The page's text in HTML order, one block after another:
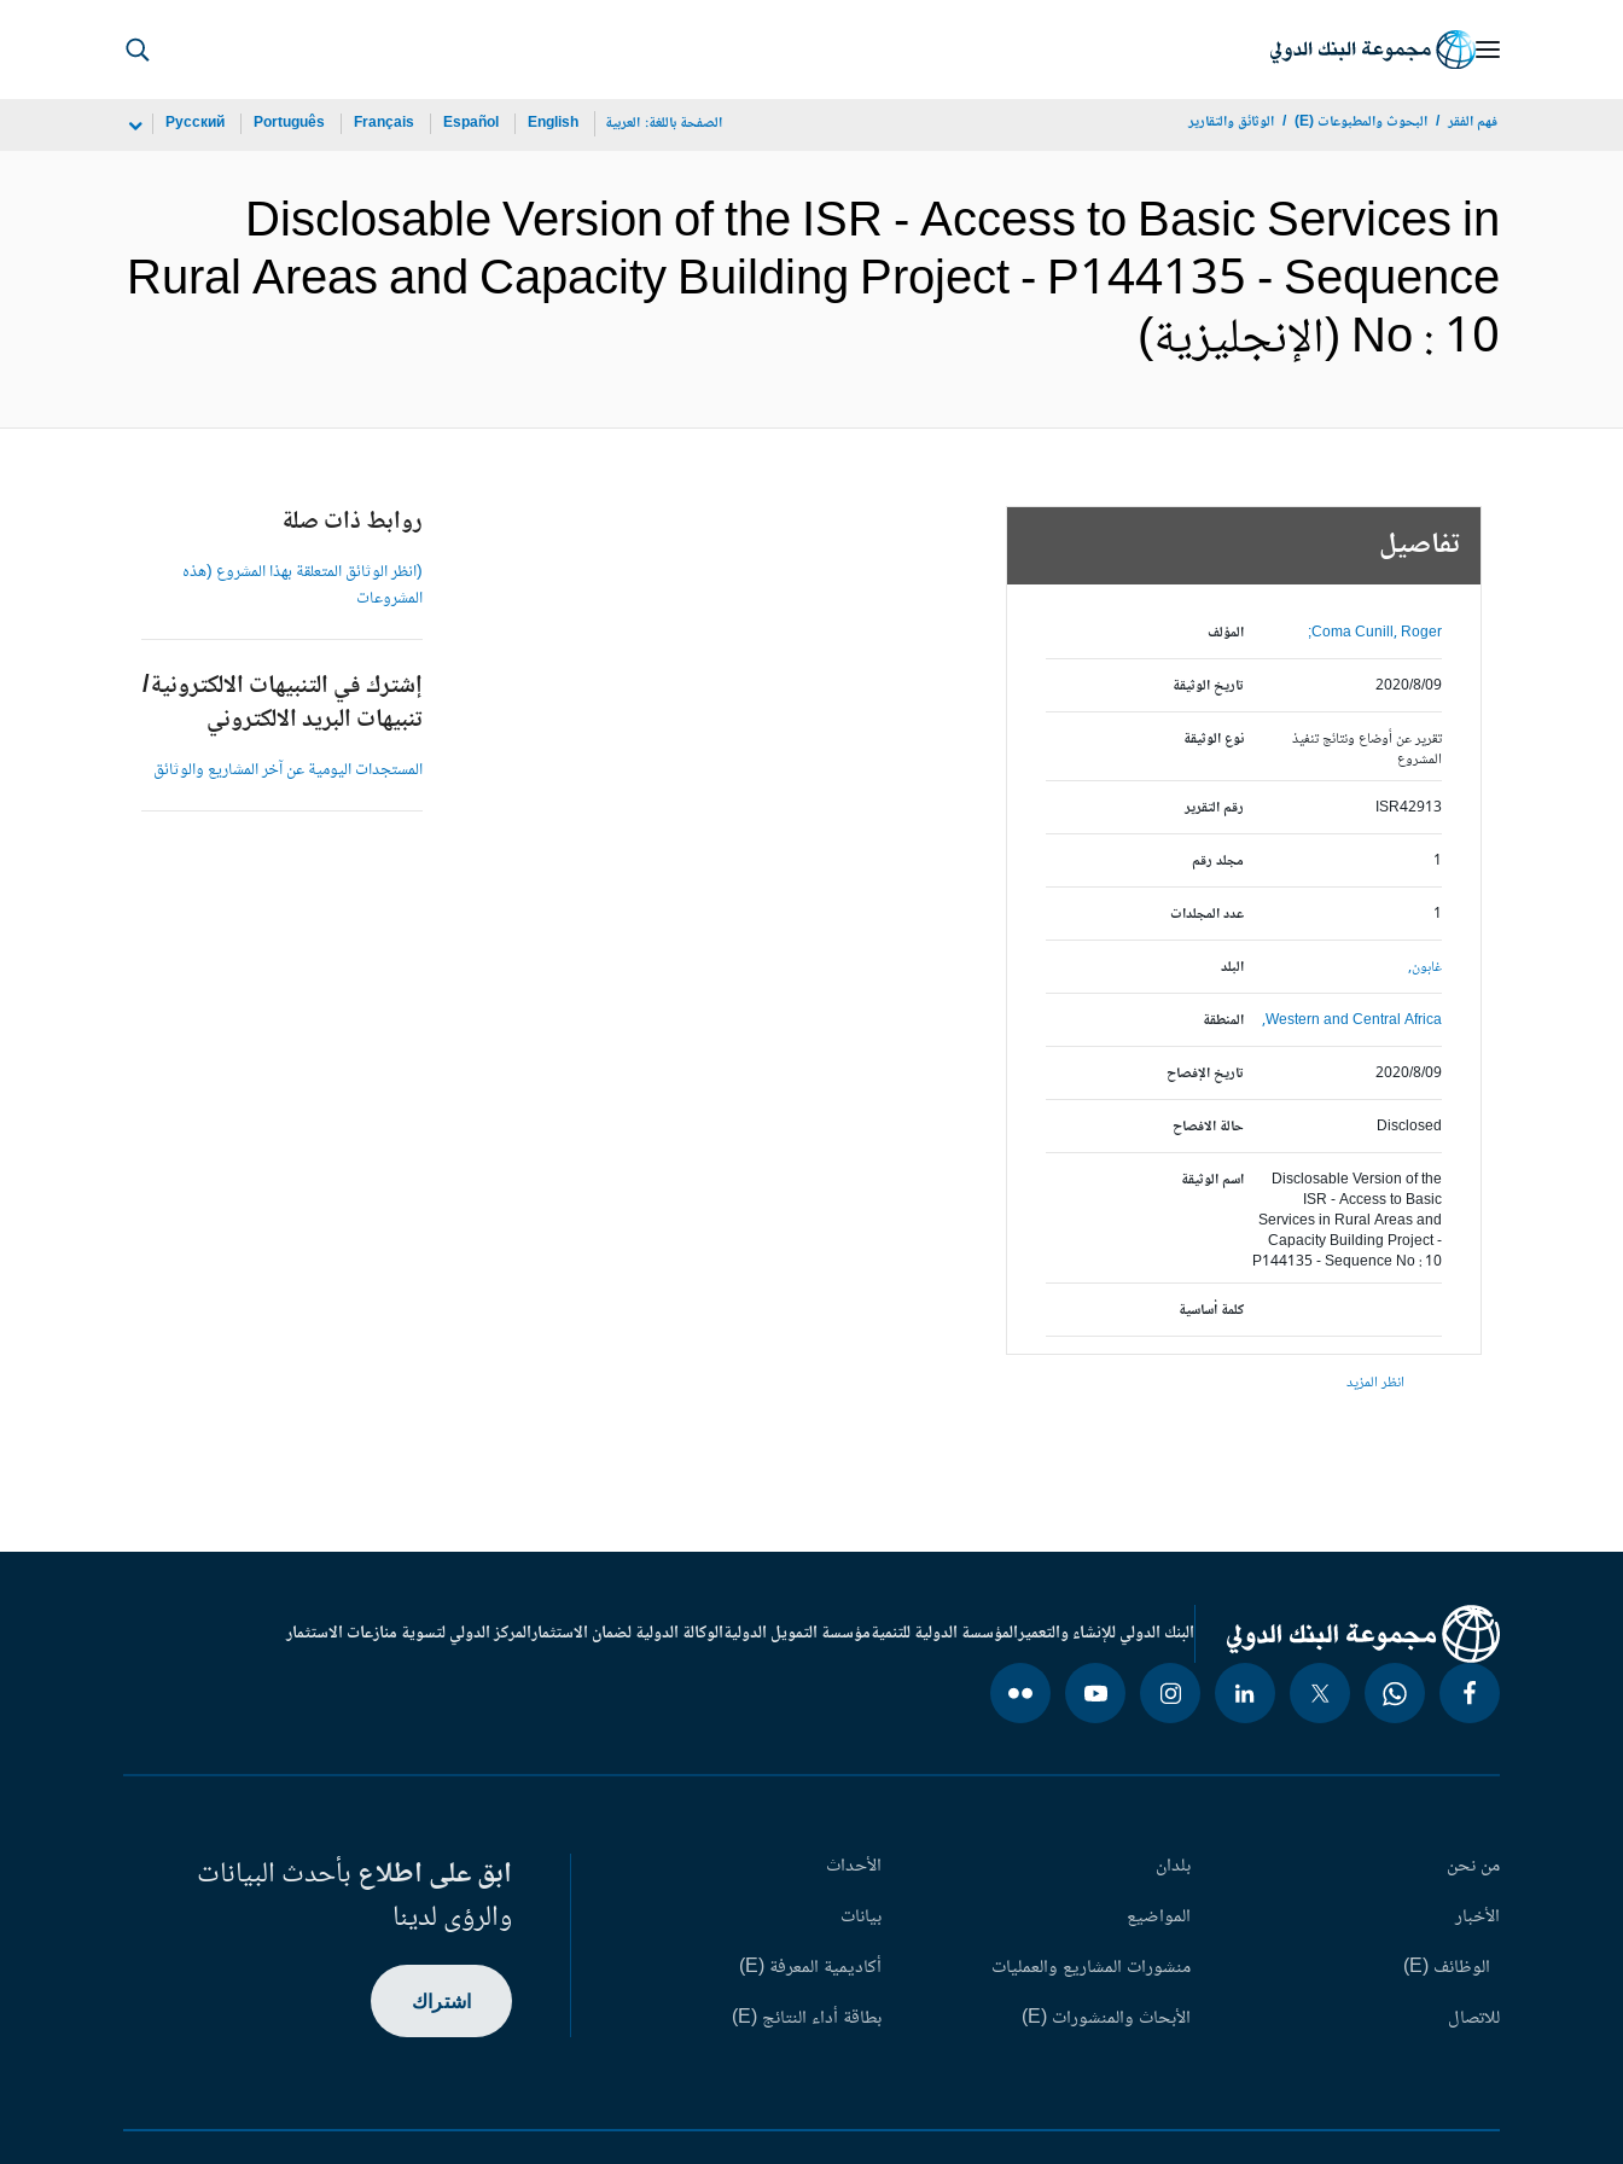
فهم الفقر البحوث والمطبوعات (E) الوثائق والتقارير الصفحة باللغة: العربية English
Español
Français
Português
Русский
Disclosable Version of the ISR - Access to Basic Services in
Rural Areas and Capacity Building Project - P144135 - Sequence
No : 10 (الإنجليزية)
تفاصيل
المؤلف Coma Cunill, Roger;
تاريخ الوثيقة 2020/8/09
نوع الوثيقة
تقرير عن أوضاع ونتائج تنفيذ
المشروع
رقم التقرير
ISR42913
مجلد رقم 1
عدد المجلدات 1
البلد غابون,
المنطقة Western and Central Africa,
تاريخ الإفصاح 2020/8/09
حالة الافصاح Disclosed
اسم الوثيقة
Disclosable Version of the
ISR - Access to Basic
Services in Rural Areas and
Capacity Building Project -
P144135 - Sequence No : 10
كلمة أساسية
انظر المزيد
روابط ذات صلة
(انظر الوثائق المتعلقة بهذا المشروع (هذه
المشروعات
إشترك في التنبيهات الالكترونية/
تنبيهات البريد الالكتروني
المستجدات اليومية عن آخر المشاريع والوثائق
البنك الدولي للإنشاء والتعميرالمؤسسة الدولية للتنميةمؤسسة التمويل الدوليةالوكالة الدولية لضمان الاستثمارالمركز الدولي لتسوية منازعات الاستثمار
من نحن
الأخبار
الوظائف (E)
للاتصال
بلدان
المواضيع
منشورات المشاريع والعمليات
الأبحاث والمنشورات (E)
الأحداث
بيانات
أكاديمية المعرفة (E)
بطاقة أداء النتائج (E)
ابق على اطلاعبأحدث البيانات
والرؤى لدينا
اشتراك